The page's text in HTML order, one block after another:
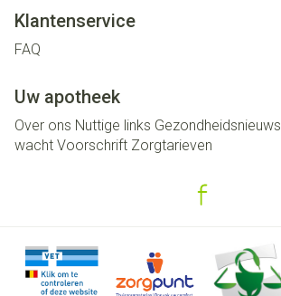
Klantenservice
FAQ
Uw apotheek
Over ons Nuttige links Gezondheidsnieuws
wacht Voorschrift Zorgtarieven